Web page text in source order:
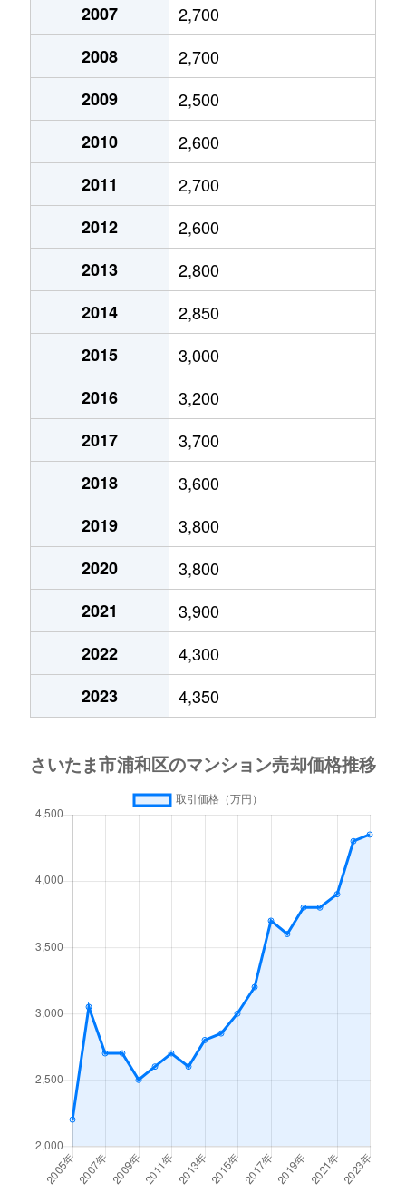
北浦和
1,500万円 北浦和
徒歩7分
北浦和
6,300万円 北浦和
徒歩2分
北浦和
4,300万円 北浦和
徒歩3分
北浦和
5,200万円 北浦和
徒歩4分
北浦和
1,800万円 北浦和
徒歩11
北浦和
3,200万円 北浦和
徒歩13
北浦和
3,200万円 北浦和
徒歩4分
北浦和
5,500万円 北浦和
徒歩1分
北浦和
6,200万円 北浦和
徒歩4分
北浦和
6,400万円 北浦和
徒歩2分
北浦和
6,100万円 北浦和
徒歩2分
北浦和
1,700万円 北浦和
徒歩7分
北浦和
4,000万円 北浦和
徒歩3分
北浦和
4,100万円 北浦和
徒歩5分
北浦和
4,300万円 北浦和
徒歩14
瀬ヶ崎
2,200万円 北浦和
徒歩18
瀬ヶ崎
2,000万円 北浦和
徒歩19
徒歩21
瀬ヶ崎
浦和
高砂
4,400万円
高砂
高砂
3,800万円 浦和
徒歩3分
2007
2,700
2008
2,700
2009
2,500
2010
2,600
2011
2,700
2012
2,600
2013
2,800
2014
2,850
2015
3,000
2016
3,200
2017
3,700
2018
3,600
2019
3,800
2020
3,800
2021
3,900
2022
4,300
2023
4,350